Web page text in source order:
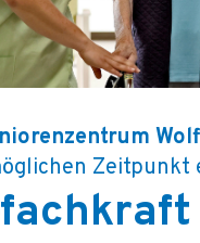
Zeitpunkt